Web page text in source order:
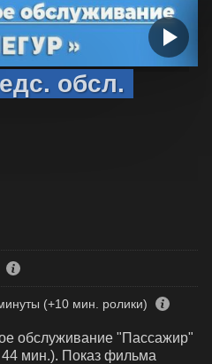
обсл.
(+10 мин. ролики)
обслуживание "Пассажир"
44 мин.). Показ фильма